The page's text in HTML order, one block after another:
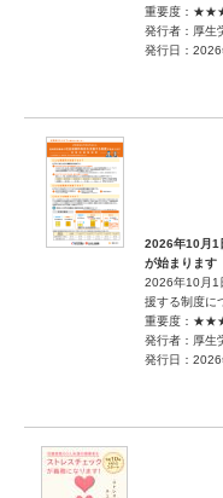
重要度：
発行者：厚生
発行日：2026
2026年10月1
が始まります
2026年10月1
援する制度に
重要度：
発行者：厚生
発行日：2026